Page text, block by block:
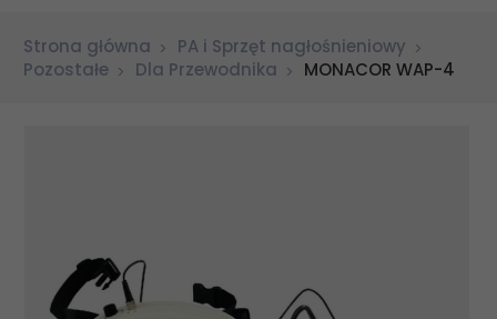
Strona główna
PA i Sprzęt nagłośnieniowy
Pozostałe
Dla Przewodnika MONACOR WAP-4